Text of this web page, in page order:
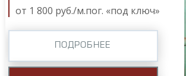
от 1 800 руб./м.пог. «под ключ»
ПОДРОБНЕЕ